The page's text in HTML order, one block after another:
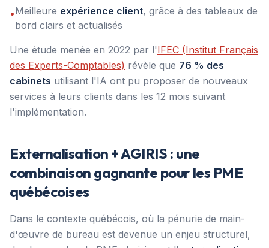
•Meilleure expérience client, grâce à des tableaux de
bord clairs et actualisés
Une étude menée en 2022 par l'IFEC (Institut Français
des Experts-Comptables) révèle que 76 % des
cabinets utilisant l'IA ont pu proposer de nouveaux
services à leurs clients dans les 12 mois suivant
l'implémentation.
Externalisation + AGIRIS : une
combinaison gagnante pour les PME
québécoises
Dans le contexte québécois, où la pénurie de main-
d'œuvre de bureau est devenue un enjeu structurel,